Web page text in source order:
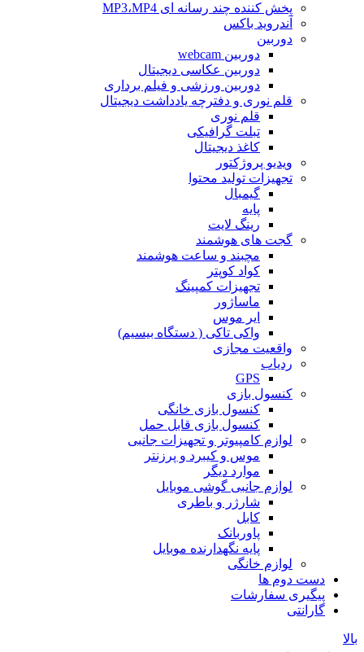
پخش کننده چند رسانه ای MP3،MP4
آندروید باکس
دوربین
دوربین webcam
دوربین عکاسی دیجیتال
دوربین‌ ورزشی و فیلم برداری
قلم نوری و دفترچه یادداشت دیجیتال
قلم نوری
تبلت گرافیکی
کاغذ دیجیتال
ویدیو پروژکتور
تجهیزات تولید محتوا
گیمبال
پایه
رینگ لایت
گجت های هوشمند
مچبند و ساعت هوشمند
کواد کوپتر
تجهیزات کمپینگ
ماساژور
ایر موس
واکی تاکی ( دستگاه بیسیم)
واقعیت مجازی
ردیاب
GPS
کنسول بازی
کنسول بازی خانگی
کنسول بازی قابل حمل
لوازم کامپیوتر و تجهیزات جانبی
موس و کیبرد و پرزنتر
موارد دیگر
لوازم جانبی گوشی موبایل
شارژر و باطری
کابل
پاوربانک
پایه نگهدارنده موبایل
لوازم خانگی
دست دوم ها
پیگیری سفارشات
گارانتی
بالا